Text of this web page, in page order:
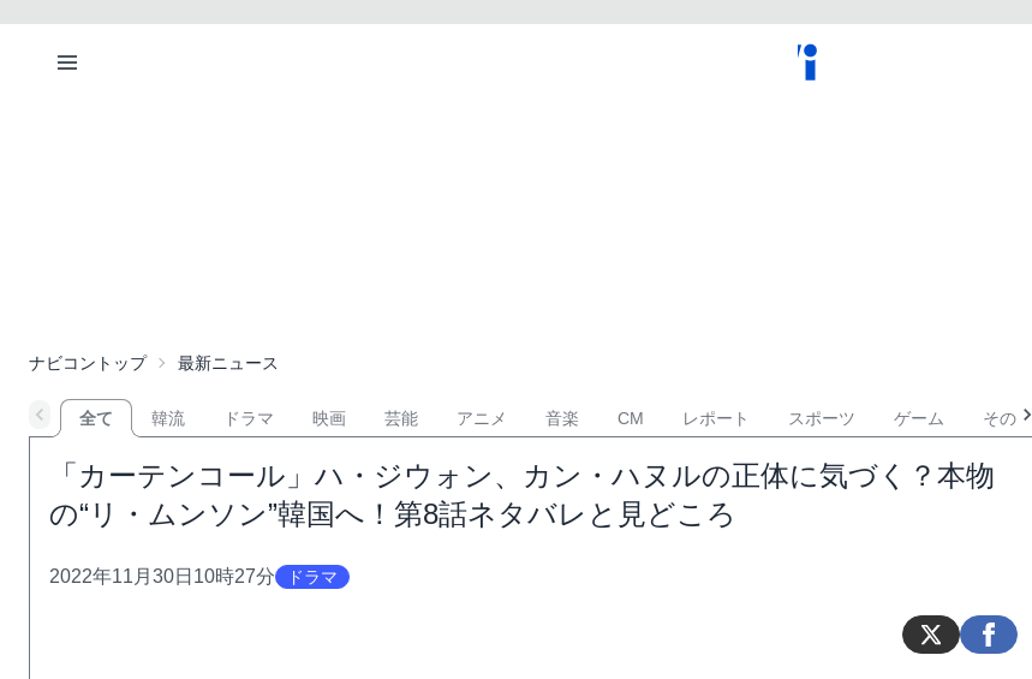
ナビコントップ 最新ニュース
全て 韓流 ドラマ 映画 芸能 アニメ 音楽 CM レポート スポーツ ゲーム その他
「カーテンコール」ハ・ジウォン、カン・ハヌルの正体に気づく？本物
の“リ・ムンソン”韓国へ！第8話ネタバレと見どころ
2022年11月30日10時27分 ドラマ